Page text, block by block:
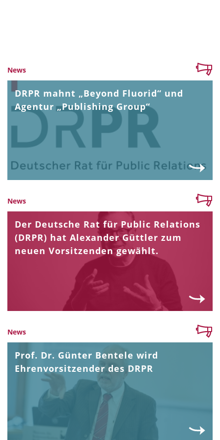
News
DRPR mahnt „Beyond Fluorid“ und
Agentur „Publishing Group“
News
Der Deutsche Rat für Public Relations
(DRPR) hat Alexander Güttler zum
neuen Vorsitzenden gewählt.
News
Prof. Dr. Günter Bentele wird
Ehrenvorsitzender des DRPR